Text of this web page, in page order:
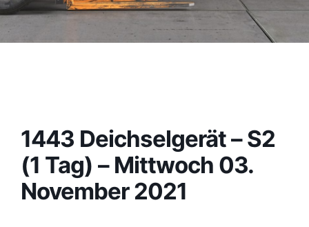
1443 Deichselgerät – S2
(1 Tag) – Mittwoch 03.
November 2021